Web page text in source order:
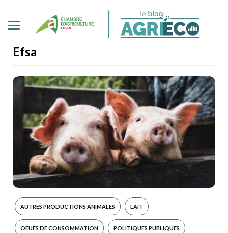
Efsa
AUTRES PRODUCTIONS ANIMALES LAIT
OEUFS DE CONSOMMATION POLITIQUES PUBLIQUES